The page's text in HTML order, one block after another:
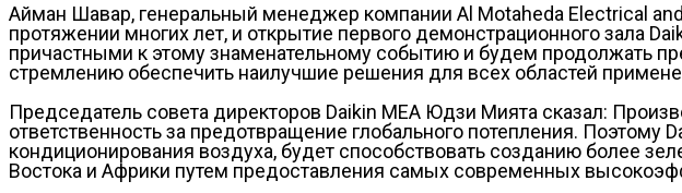
Айман Шавар, генеральный менеджер компании Al Motaheda Electrical
протяжении многих лет, и открытие первого демонстрационного зала
причастными к этому знаменательному событию и будем продолжать
стремлению обеспечить наилучшие решения для всех областей
Председатель совета директоров Daikin MEA Юдзи Мията сказал:
ответственность за предотвращение глобального потепления.
кондиционирования воздуха, будет способствовать созданию более
Востока и Африки путем предоставления самых современных